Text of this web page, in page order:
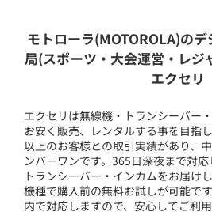
モトローラ(MOTOROLA)の
局(スポーツ・大会運営・レジ
エクセリ
エクセリは無線機・トランシーバー
お安く販売、レンタルする事を目指
以上のお客様との取引実績があり、
ンバーワンです。365日深夜まで対
トランシーバー・インカムをお届け
機種で購入前の無料お試しが可能で
内で対応しますので、安心してご利用